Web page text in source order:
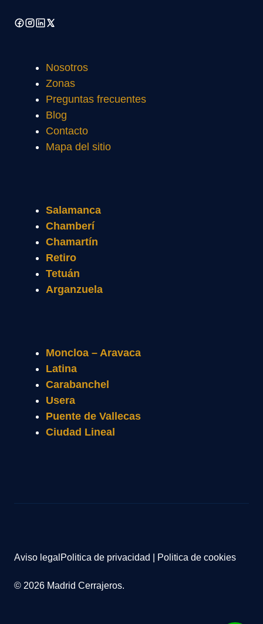
Nosotros
Zonas
Preguntas frecuentes
Blog
Contacto
Mapa del sitio
Salamanca
Chamberí
Chamartín
Retiro
Tetuán
Arganzuela
Moncloa – Aravaca
Latina
Carabanchel
Usera
Puente de Vallecas
Ciudad Lineal
© 2026 Madrid Cerrajeros.
Aviso legal Politica de privacidad Politica de cookies